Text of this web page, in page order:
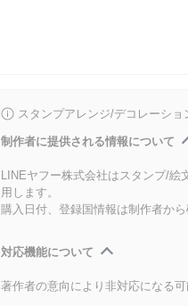
スタンプアレンジ/デコレーショ
制作者に提供される情報について
LINEヤフー株式会社はスタンプ/絵
用します。
購入日付、登録国情報は制作者か
対応機能について
著作者の意向により非対応になる